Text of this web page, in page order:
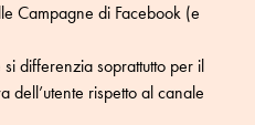
Campagne di Facebook (e
differenzia soprattutto per il
dell’utente rispetto al canale